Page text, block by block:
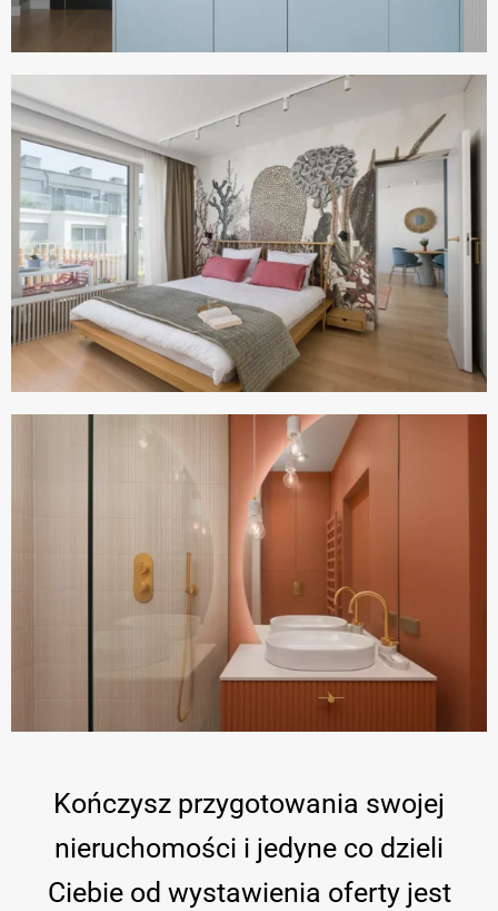
Kończysz przygotowania swojej
nieruchomości i jedyne co dzieli
Ciebie od wystawienia oferty jest